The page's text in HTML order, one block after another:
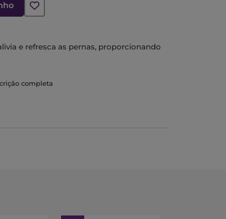
e refresca as pernas, proporcionando
pesadas, tal como a sensação de
descanso e bem-estar a longo prazo.
completa